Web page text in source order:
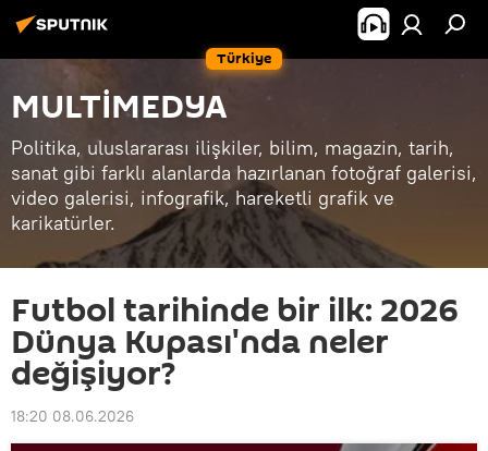
Türkiye
MULTİMEDYA
Politika, uluslararası ilişkiler, bilim, magazin, tarih,
sanat gibi farklı alanlarda hazırlanan fotoğraf galerisi,
video galerisi, infografik, hareketli grafik ve
karikatürler.
Futbol tarihinde bir ilk: 2026
Dünya Kupası'nda neler
değişiyor?
18:20 08.06.2026